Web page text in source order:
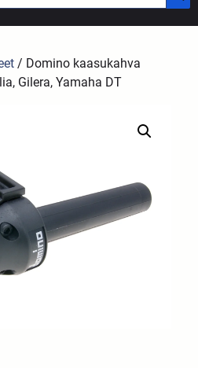
/ Domino kaasukahva
Gilera, Yamaha DT